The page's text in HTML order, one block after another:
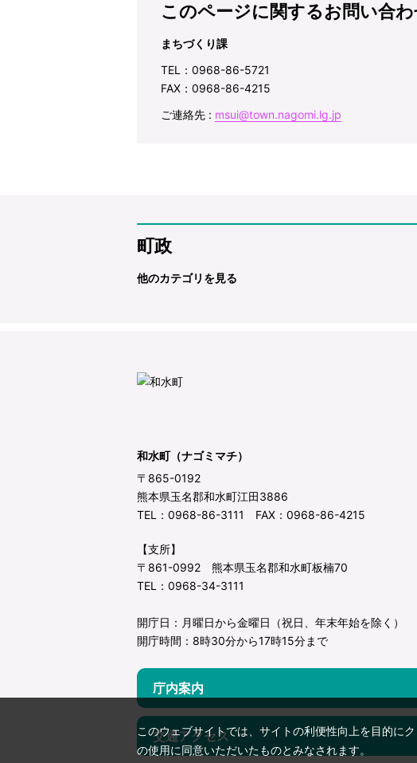
このページに関するお問い合
まちづくり課
TEL：0968-86-5721
FAX：0968-86-4215
ご連絡先 : msui@town.nagomi.lg.jp
町政
他のカテゴリを見る
和水町（ナゴミマチ）
〒865-0192
熊本県玉名郡和水町江田3886
TEL：0968-86-3111 FAX：0968-86-4215
【支所】
〒861-0992 熊本県玉名郡和水町板楠70
TEL：0968-34-3111
開庁日：月曜日から金曜日（祝日、年末年始を除く）
開庁時間：8時30分から17時15分まで
庁内案内
交通アクセス
このウェブサイトでは、サイトの利便性向上を目的に
の使用に同意いただいたものとみなされます。